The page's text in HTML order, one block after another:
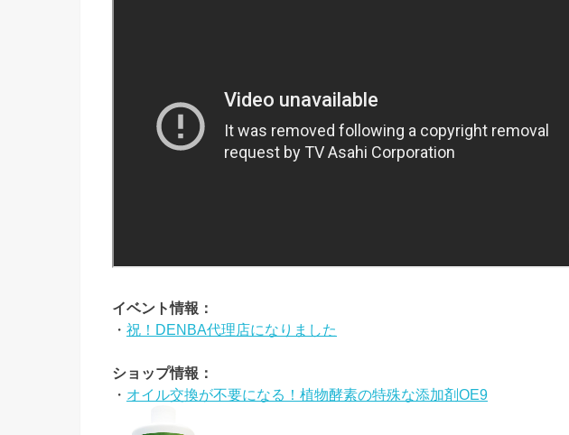
イベント情報：
・ 祝！DENBA代理店になりました
ショップ情報：
・ オイル交換が不要になる！植物酵素の特殊な添加剤OE9